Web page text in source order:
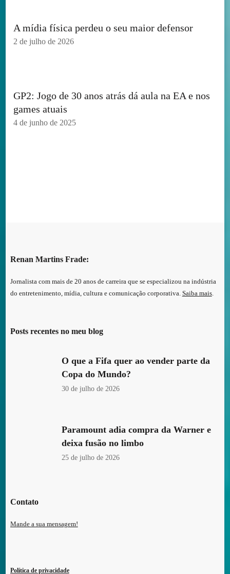
A mídia física perdeu o seu maior defensor
2 de julho de 2026
GP2: Jogo de 30 anos atrás dá aula na EA e nos
games atuais
4 de junho de 2025
Renan Martins Frade:
Jornalista com mais de 20 anos de carreira que se especializou na indústria
do entretenimento, mídia, cultura e comunicação corporativa. Saiba mais.
Posts recentes no meu blog
O que a Fifa quer ao vender parte da
Copa do Mundo?
30 de julho de 2026
Paramount adia compra da Warner e
deixa fusão no limbo
25 de julho de 2026
Contato
Mande a sua mensagem!
Política de privacidade